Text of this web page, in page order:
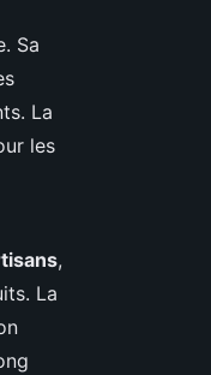
Sa
La
les
,
La